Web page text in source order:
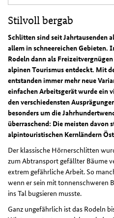
Stilvoll bergab
Schlitten sind seit Jahrtausenden
allem in schneereichen Gebieten.
Rodeln dann als
alpinen Tourismus entdeckt. Mit
entstanden immer mehr neue
einfachen Arbeitsgerät wurde ein
den verschiedensten
besonders um die
überraschend: Die meisten davon
alpintouristischen Kernländern
Der klassische Hörnerschlitten
zum Abtransport gefällter Bäume
extrem gefährliche Arbeit. So
wenn er sein mit tonnenschweren
ins Tal bugsieren musste.
Ganz ungefährlich ist das Rodeln